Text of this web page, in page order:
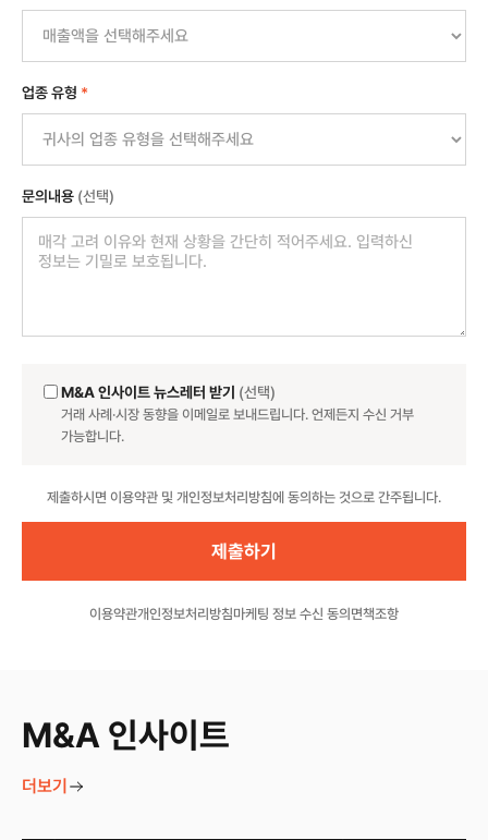
업종 유형 *
문의내용 (선택)
M&A 인사이트 뉴스레터 받기 (선택)
거래 사례·시장 동향을 이메일로 보내드립니다. 언제든지 수신 거부
가능합니다.
제출하시면 이용약관 및 개인정보처리방침에 동의하는 것으로 간주됩니다.
이용약관개인정보처리방침마케팅 정보 수신 동의 면책조항
M&A 인사이트
더보기